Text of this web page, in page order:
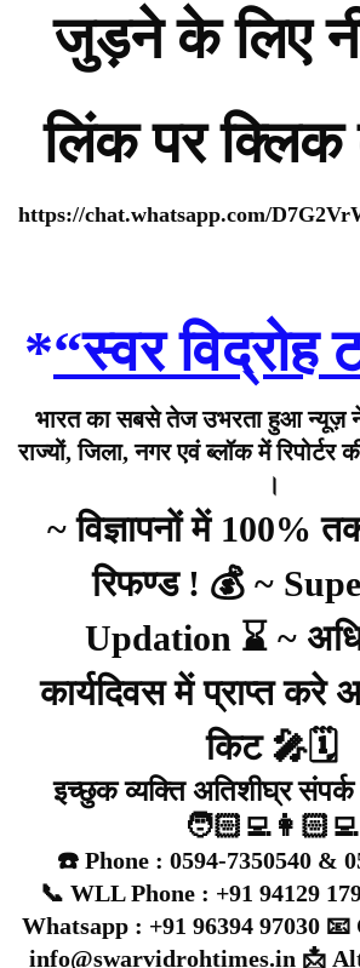
जुड़ने के लिए
लिंक पर
https://chat.whatsapp.com/
*“स्वर विद्रोह
भारत का सबसे तेज उभरता हुआ न्यूज़
राज्यों, जिला, नगर एवं ब्लॉक में रिपोर्टर
।
~ विज्ञापनों में 100%
रिफण्ड ! 💰 ~
Updation ⌛ ~
कार्यदिवस में प्राप्त करे
किट 🎤🗓️
इच्छुक व्यक्ति अतिशीघ्र
🧑🏻‍💻👩🏻‍💻
☎️ Phone : 0594-7350540 &
📞 WLL Phone : +91 94129
Whatsapp : +91 96394 97030
info@swarvidrohtimes.in 📩